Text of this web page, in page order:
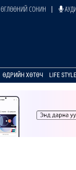
ӨГЛӨӨНИЙ СОНИН
ӨДРИЙН ХӨТӨЧ LIFE STYLE